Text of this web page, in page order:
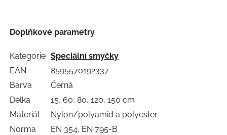
Doplňkové parametry
Kategorie Speciální smyčky
EAN
8595570192337
Barva
Černá
Délka
15, 60, 80, 120, 150 cm
Materiál
Nylon/polyamid a polyester
Norma
EN 354, EN 795-B